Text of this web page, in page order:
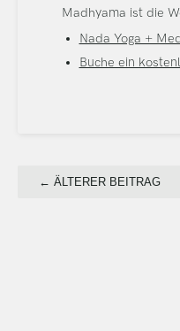
Madhyama ist die
Nada Yoga +
Buche ein
← ÄLTERER BEITRAG